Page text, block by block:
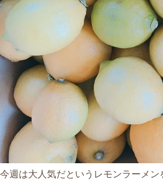
今週は大人気だというレモンラーメ